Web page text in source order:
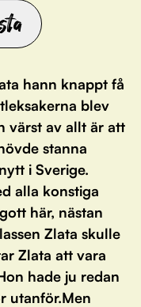
hann knappt få
blev
värst av allt är att
stanna
i Sverige.
alla konstiga
här, nästan
Zlata skulle
Zlata att vara
hade ju redan
utanför.Men